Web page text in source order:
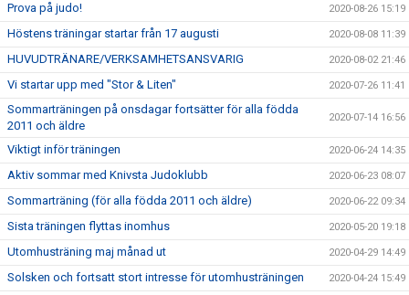
Prova på judo! 2020-08-26 15:19
Höstens träningar startar från 17 augusti 2020-08-08 11:39
HUVUDTRÄNARE/VERKSAMHETSANSVARIG 2020-08-02 21:46
Vi startar upp med "Stor & Liten" 2020-07-26 11:41
Sommarträningen på onsdagar fortsätter för alla födda
2011 och äldre
2020-07-14 16:56
Viktigt inför träningen 2020-06-24 14:35
Aktiv sommar med Knivsta Judoklubb 2020-06-23 08:07
Sommarträning (för alla födda 2011 och äldre) 2020-06-22 09:34
Sista träningen flyttas inomhus 2020-05-20 19:18
Utomhusträning maj månad ut 2020-04-29 14:49
Solsken och fortsatt stort intresse för utomhusträningen 2020-04-24 15:49